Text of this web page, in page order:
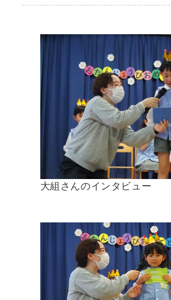
大組さんのインタビュー